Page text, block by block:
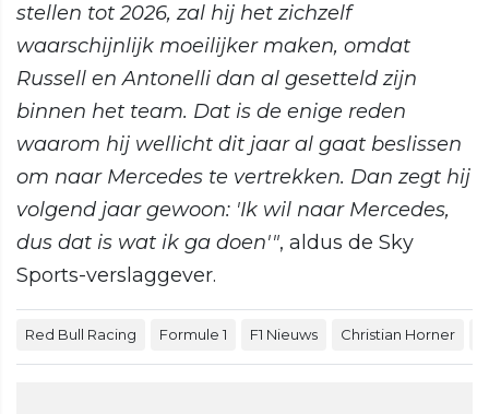
stellen tot 2026, zal hij het zichzelf
waarschijnlijk moeilijker maken, omdat
Russell en Antonelli dan al gesetteld zijn
binnen het team. Dat is de enige reden
waarom hij wellicht dit jaar al gaat beslissen
om naar Mercedes te vertrekken. Dan zegt hij
volgend jaar gewoon: 'Ik wil naar Mercedes,
dus dat is wat ik ga doen'", aldus de Sky
Sports-verslaggever.
Red Bull Racing Formule 1 F1 Nieuws Christian Horner